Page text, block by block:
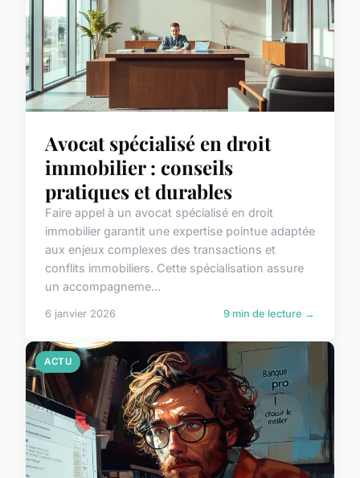
Avocat spécialisé en droit
immobilier : conseils
pratiques et durables
Faire appel à un avocat spécialisé en droit
immobilier garantit une expertise pointue adaptée
aux enjeux complexes des transactions et
conflits immobiliers. Cette spécialisation assure
un accompagneme...
6 janvier 2026 9 min de lecture →
ACTU